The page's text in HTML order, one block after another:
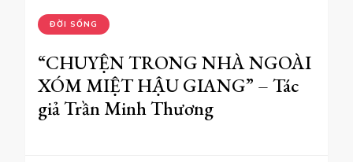
ĐỜI SỐNG
“CHUYỆN TRONG NHÀ NGOÀI
XÓM MIỆT HẬU GIANG” – Tác
giả Trần Minh Thương